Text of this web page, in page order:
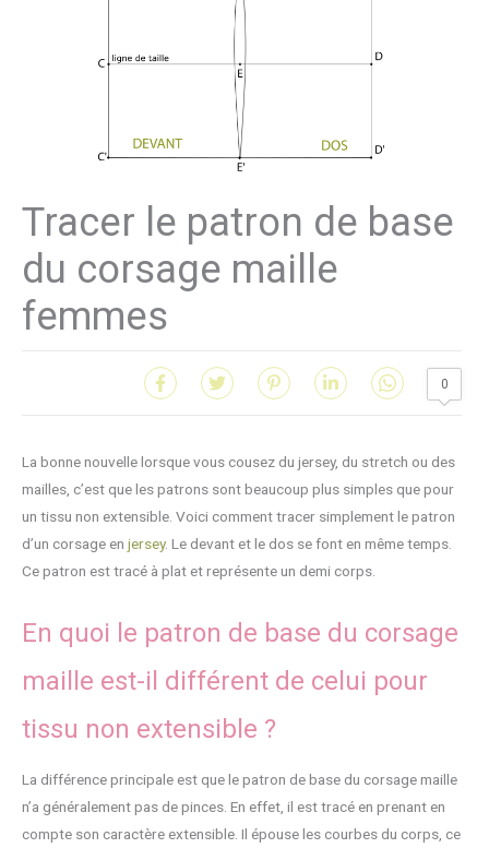
Tracer le patron de base
du corsage maille
femmes
0
La bonne nouvelle lorsque vous cousez du jersey, du stretch ou des
mailles, c’est que les patrons sont beaucoup plus simples que pour
un tissu non extensible. Voici comment tracer simplement le patron
d’un corsage en jersey. Le devant et le dos se font en même temps.
Ce patron est tracé à plat et représente un demi corps.
En quoi le patron de base du corsage
maille est-il différent de celui pour
tissu non extensible ?
La différence principale est que le patron de base du corsage maille
n’a généralement pas de pinces. En effet, il est tracé en prenant en
compte son caractère extensible. Il épouse les courbes du corps, ce